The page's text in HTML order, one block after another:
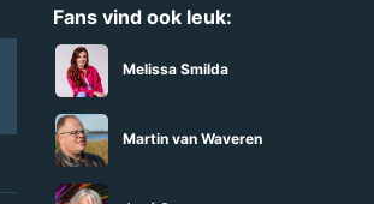
Fans vind ook leuk:
Melissa Smilda
Martin van Waveren